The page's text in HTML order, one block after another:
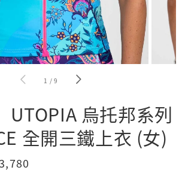
1 /9
UTOPIA 烏托邦系列
全開三鐵上衣 (女)